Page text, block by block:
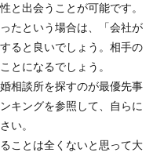
と出会うことが可能です。
たという場合は、「会社が
ると良いでしょう。相手の
とになるでしょう。
相談所を探すのが最優先事
キングを参照して、自らに
い。
ことは全くないと思って大